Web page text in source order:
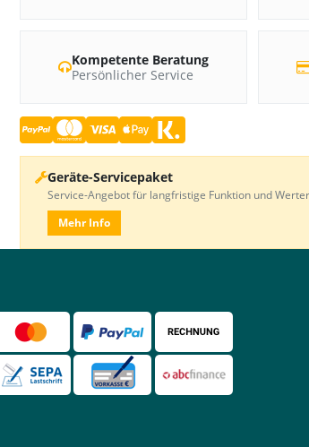
Kompetente Beratung
Persönlicher Service
Geräte-Servicepaket
Service-Angebot für langfristige Funktion und
Mehr Info